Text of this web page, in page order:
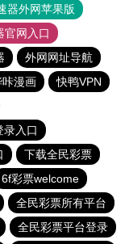
器外网苹果版
官网入口
外网网址导航
咔漫画
快鸭VPN
录入口
下载全民彩票
6f彩票welcome
全民彩票所有平台
全民彩票平台登录